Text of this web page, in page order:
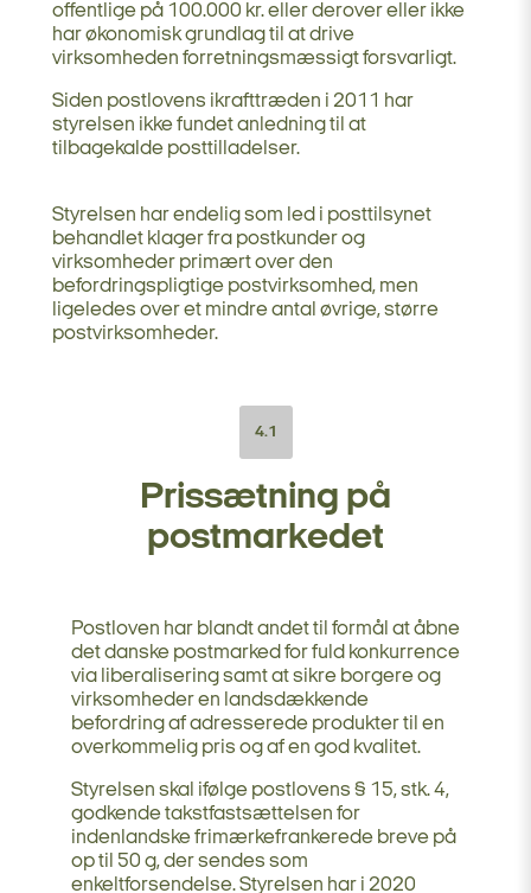
offentlige på 100.000 kr. eller derover eller ikke
har økonomisk grundlag til at drive
virksomheden forretningsmæssigt forsvarligt.
Siden postlovens ikrafttræden i 2011 har
styrelsen ikke fundet anledning til at
tilbagekalde posttilladelser.
Styrelsen har endelig som led i posttilsynet
behandlet klager fra postkunder og
virksomheder primært over den
befordringspligtige postvirksomhed, men
ligeledes over et mindre antal øvrige, større
postvirksomheder.
4.1
Prissætning på
postmarkedet
Postloven har blandt andet til formål at åbne
det danske postmarked for fuld konkurrence
via liberalisering samt at sikre borgere og
virksomheder en landsdækkende
befordring af adresserede produkter til en
overkommelig pris og af en god kvalitet.
Styrelsen skal ifølge postlovens § 15, stk. 4,
godkende takstfastsættelsen for
indenlandske frimærkefrankerede breve på
op til 50 g, der sendes som
enkeltforsendelse. Styrelsen har i 2020